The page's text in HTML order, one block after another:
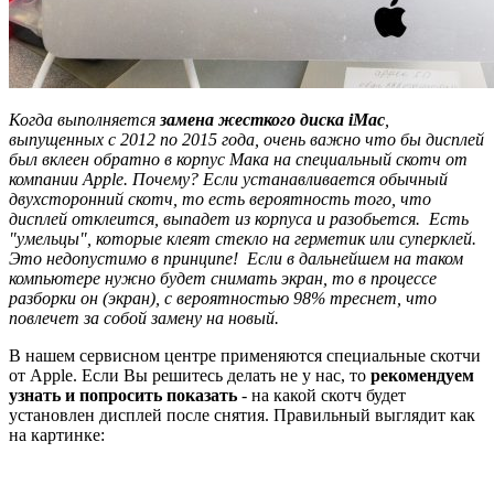
Когда выполняется замена жесткого диска iMac
выпущенных с 2012 по 2015 года, очень важно что бы дисплей
был вклеен обратно в корпус Мака на специальный скотч от
компании Apple. Почему? Если устанавливается обычный
двухсторонний скотч, то есть вероятность того, что
дисплей отклеится, выпадет из корпуса и разобьется. Есть
"умельцы", которые клеят стекло на герметик или суперклей.
Это недопустимо в принципе! Если в дальнейшем на таком
компьютере нужно будет снимать экран, то в процессе
разборки он (экран), с вероятностью 98% треснет, что
повлечет за собой замену на новый.
В нашем сервисном центре применяются специальные скотчи
от Apple. Если Вы решитесь делать не у нас, то рекомендуем
узнать и попросить показать - на какой скотч будет
установлен дисплей после снятия. Правильный выглядит как
на картинке: